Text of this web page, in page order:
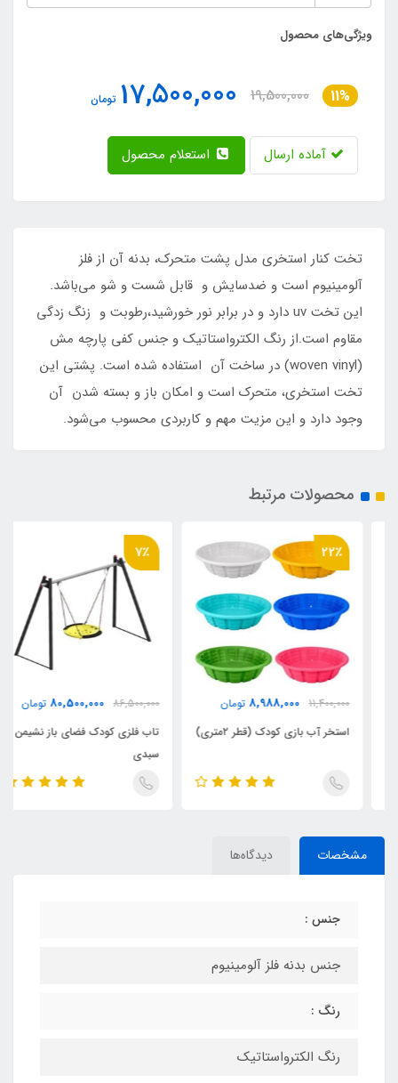
ویژگی‌های محصول
11%
19,500,000
17,500,000 تومان
آماده ارسال
تخت کنار استخری مدل پشت متحرک، بدنه آن از فلز
آلومینیوم است و ضدسایش و قابل شست و شو می‌باشد.
این تخت uv دارد و در برابر نور خورشید،رطوبت و زنگ زدگی
مقاوم است.از رنگ الکترواستاتیک و جنس کفی پارچه مش
(woven vinyl) در ساخت آن استفاده شده است. پشتی این
تخت استخری، متحرک است و امکان باز و بسته شدن آن
وجود دارد و این مزیت مهم و کاربردی محسوب می‌شود.
محصولات مرتبط
22٪
11,400,000
8,988,000 تومان
استخر آب بازی کودک (قطر ۲متری)
7٪
86,500,000
80,500,000 تومان
تاب فلزی کودک فضای باز نشیمن
سبدی
مشخصات دیدگاه‌ها
جنس :
جنس بدنه فلز آلومینیوم
رنگ :
رنگ الکترواستاتیک